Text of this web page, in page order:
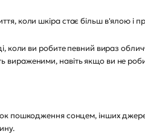
коли шкіра стає більш в'ялою і
коли ви робите певний вираз
навіть якщо ви не
пошкодження сонцем, інших